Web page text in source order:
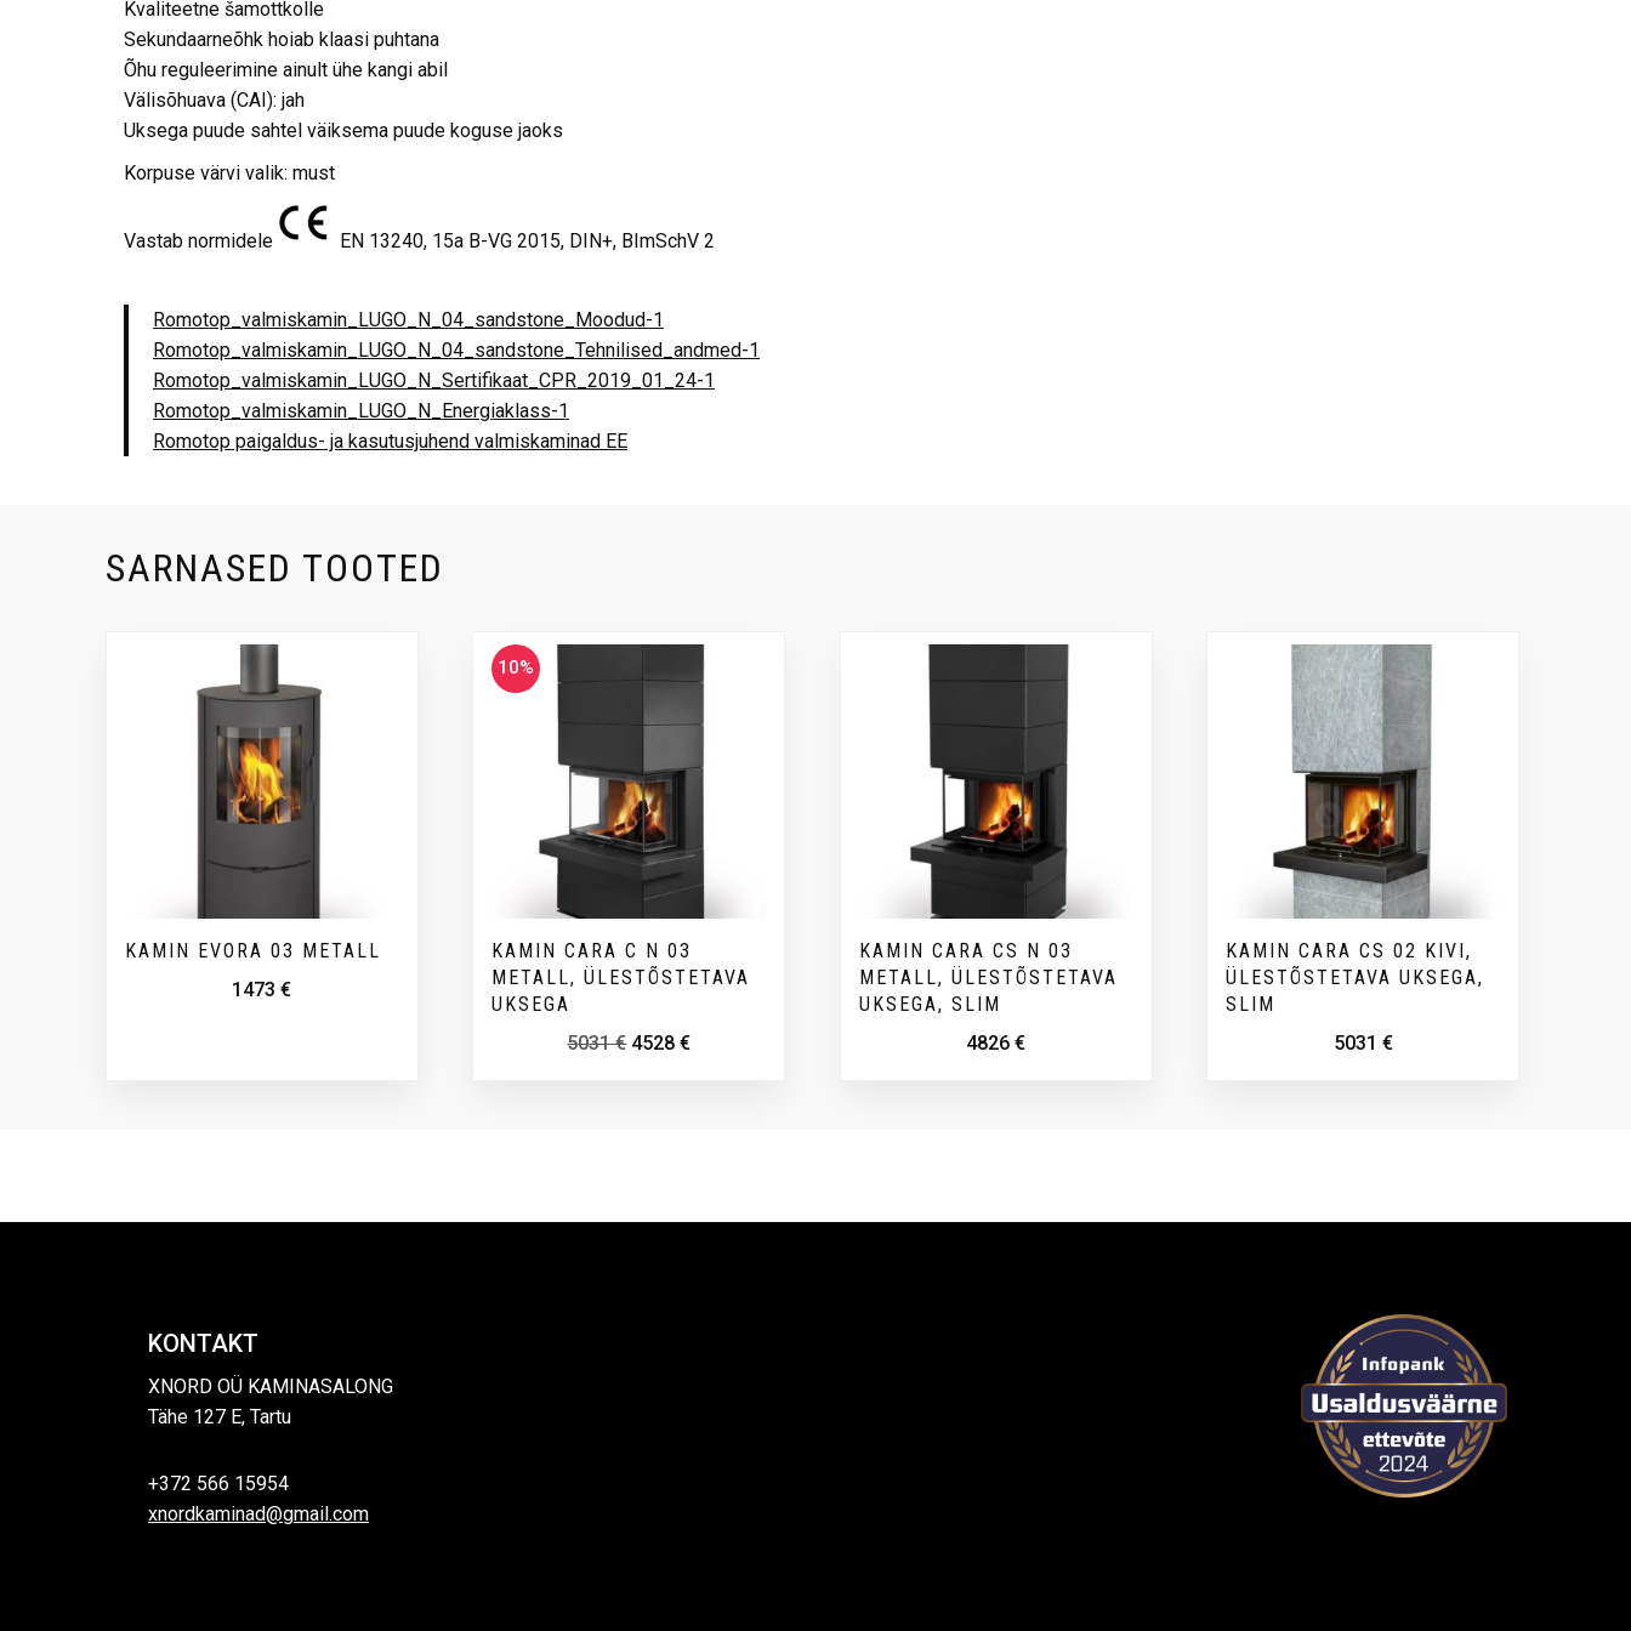
Kvaliteetne šamottkolle
Sekundaarneõhk hoiab klaasi puhtana
Õhu reguleerimine ainult ühe kangi abil
Välisõhuava (CAI): jah
Uksega puude sahtel väiksema puude koguse jaoks
Korpuse värvi valik: must
Vastab normidele EN 13240, 15a B-VG 2015, DIN+, BImSchV 2
Romotop_valmiskamin_LUGO_N_04_sandstone_Moodud-1
Romotop_valmiskamin_LUGO_N_04_sandstone_Tehnilised_andmed-1
Romotop_valmiskamin_LUGO_N_Sertifikaat_CPR_2019_01_24-1
Romotop_valmiskamin_LUGO_N_Energiaklass-1
Romotop paigaldus- ja kasutusjuhend valmiskaminad EE
SARNASED TOOTED
KAMIN EVORA 03 METALL
1473€
10%
KAMIN CARA C N 03
METALL, ÜLESTÕSTETAVA
UKSEGA
5031€ 4528€
KAMIN CARA CS N 03
METALL, ÜLESTÕSTETAVA
UKSEGA, SLIM
4826€
KAMIN CARA CS 02 KIVI,
ÜLESTÕSTETAVA UKSEGA,
SLIM
5031 €
KONTAKT
XNORD OÜ KAMINASALONG
Tähe 127 E, Tartu
+372 566 15954
xnordkaminad@gmail.com